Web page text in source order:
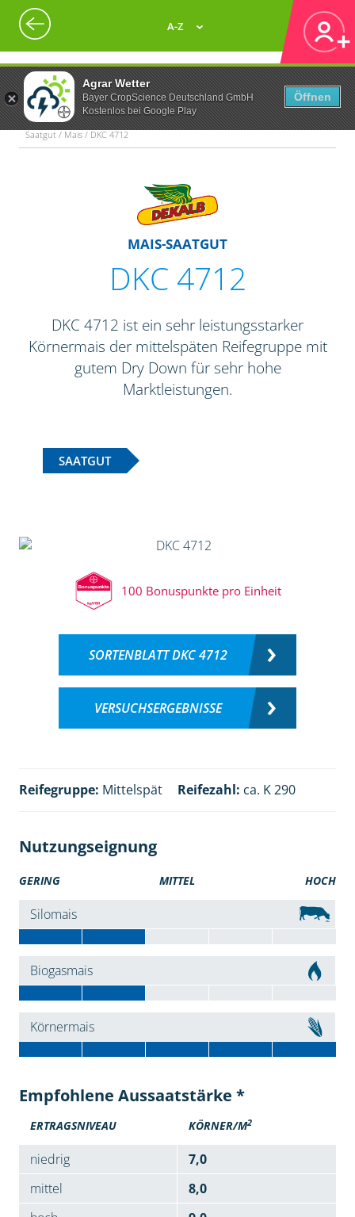
Agrar Wetter
Bayer CropScience Deutschland GmbH
Kostenlos bei Google Play
Öffnen
A-Z
Saatgut / Mais / DKC 4712
MAIS-SAATGUT
DKC 4712
DKC 4712 ist ein sehr leistungsstarker
Körnermais der mittelspäten Reifegruppe mit
gutem Dry Down für sehr hohe
Marktleistungen.
SAATGUT
100 Bonuspunkte pro Einheit
SORTENBLATT DKC 4712
VERSUCHSERGEBNISSE
Reifegruppe: Mittelspät Reifezahl: ca. K 290
Nutzungseignung
GERING MITTEL HOCH
Silomais
Biogasmais
Körnermais
Empfohlene Aussaatstärke *
ERTRAGSNIVEAU KÖRNER/M2
niedrig
7,0
mittel
8,0